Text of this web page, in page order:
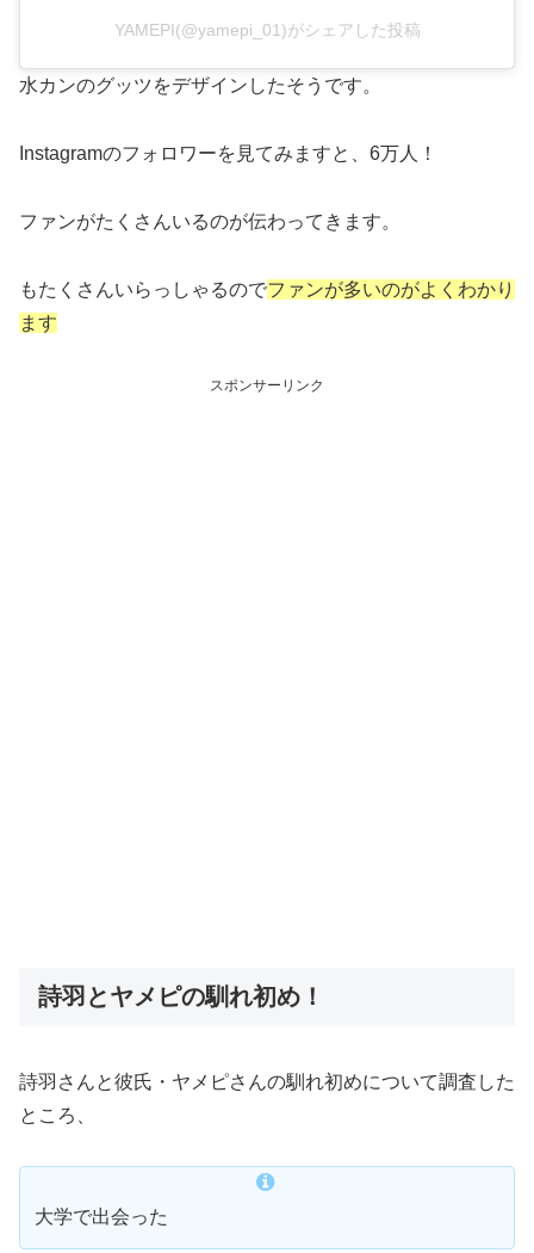
YAMEPI(@yamepi_01)がシェアした投稿
水カンのグッツをデザインしたそうです。
Instagramのフォロワーを見てみますと、6万人！
ファンがたくさんいるのが伝わってきます。
もたくさんいらっしゃるのでファンが多いのがよくわかり
ます
スポンサーリンク
詩羽とヤメピの馴れ初め！
詩羽さんと彼氏・ヤメピさんの馴れ初めについて調査した
ところ、
大学で出会った